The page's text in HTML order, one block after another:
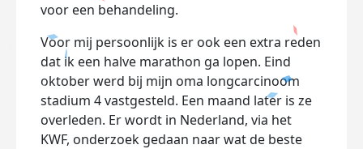
voor een behandeling.
Voor mij persoonlijk is er ook een extra reden
dat ik een halve marathon ga lopen. Eind
oktober werd bij mijn oma longcarcinoom
stadium 4 vastgesteld. Een maand later is ze
overleden. Er wordt in Nederland, via het
KWF, onderzoek gedaan naar wat de beste